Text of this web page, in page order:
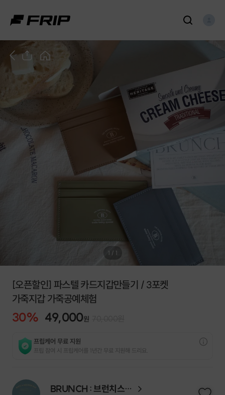
1 / 1
[오픈할인] 파스텔 카드지갑만들기 / 3포켓
가죽지갑 가죽공예체험
30% 49,000원
프립케어 무료 지원
프립 참여 시 프립케어를 1년간 무료 지원해 드리요.
BRUNCH : 브런치스튜디오